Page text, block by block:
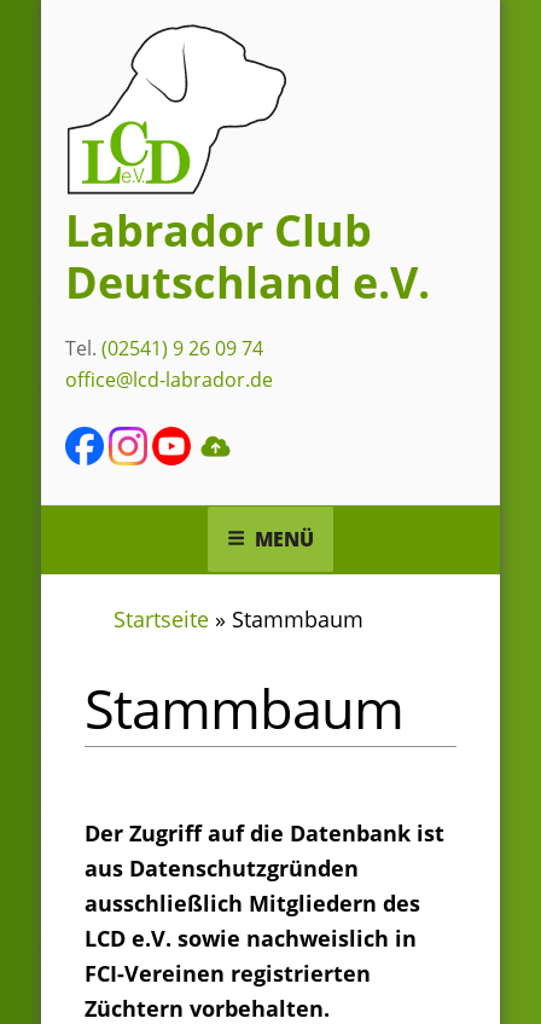
springen
Labrador Club
Deutschland e.V.
Tel. (02541) 9 26 09 74
office@lcd-labrador.de
MENÜ
Startseite » Stammbaum
Stammbaum
Der Zugriff auf die Datenbank ist
aus Datenschutzgründen
ausschließlich Mitgliedern des
LCD e.V. sowie nachweislich in
FCI-Vereinen registrierten
Züchtern vorbehalten.